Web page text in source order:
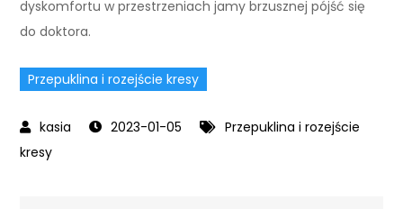
dyskomfortu w przestrzeniach jamy brzusznej pójść się
do doktora.
Przepuklina i rozejście kresy
2023-01-05
Przepuklina i rozejście
kresy